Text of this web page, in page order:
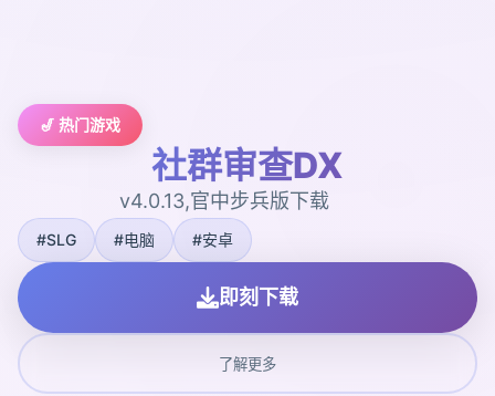
🎷 热门游戏
社群审查DX
v4.0.13,官中步兵版下载
#SLG #电脑 #安卓
即刻下载
了解更多